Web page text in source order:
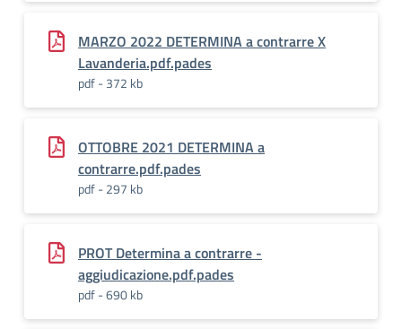
MARZO 2022 DETERMINA a contrarre X
Lavanderia.pdf.pades
pdf - 372 kb
OTTOBRE 2021 DETERMINA a
contrarre.pdf.pades
pdf - 297 kb
PROT Determina a contrarre -
aggiudicazione.pdf.pades
pdf - 690 kb